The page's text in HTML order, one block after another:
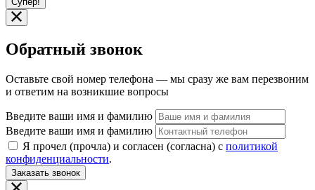
Обратный звонок
Оставьте свой номер телефона — мы сразу же вам перезвоним
и ответим на возникшие вопросы
Введите ваши имя и фамилию
Введите ваши имя и фамилию
Я прочел (прочла) и согласен (согласна) с политикой
конфиденциальности.
Заказать звонок